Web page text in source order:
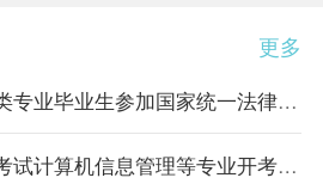
更多
关于天津自考法学类专业毕业生参加国家统一法律职业资格考试有关规定的通知
关于调整天津自学考试计算机信息管理等专业开考方式的通知